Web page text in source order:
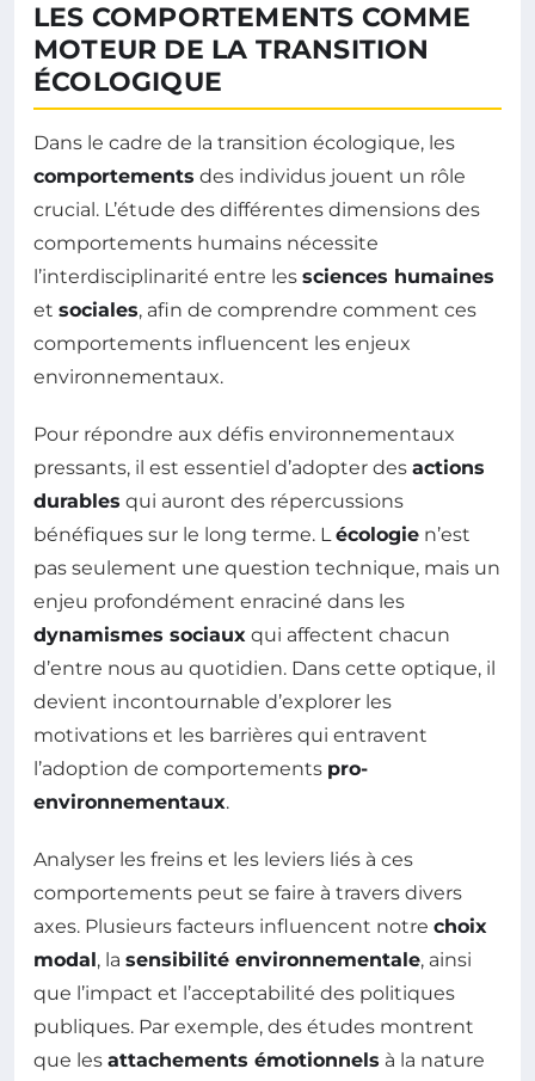
LES COMPORTEMENTS COMME
MOTEUR DE LA TRANSITION
ÉCOLOGIQUE
Dans le cadre de la transition écologique, les
comportements des individus jouent un rôle
crucial. L’étude des différentes dimensions des
comportements humains nécessite
l’interdisciplinarité entre les sciences humaines
et sociales, afin de comprendre comment ces
comportements influencent les enjeux
environnementaux.
Pour répondre aux défis environnementaux
pressants, il est essentiel d’adopter des actions
durables qui auront des répercussions
bénéfiques sur le long terme. Lécologie n’est
pas seulement une question technique, mais un
enjeu profondément enraciné dans les
dynamismes sociaux qui affectent chacun
d’entre nous au quotidien. Dans cette optique, il
devient incontournable d’explorer les
motivations et les barrières qui entravent
l’adoption de comportements pro-
environnementaux.
Analyser les freins et les leviers liés à ces
comportements peut se faire à travers divers
axes. Plusieurs facteurs influencent notre choix
modal, la sensibilité environnementale, ainsi
que l’impact et l’acceptabilité des politiques
publiques. Par exemple, des études montrent
que les attachements émotionnels à la nature